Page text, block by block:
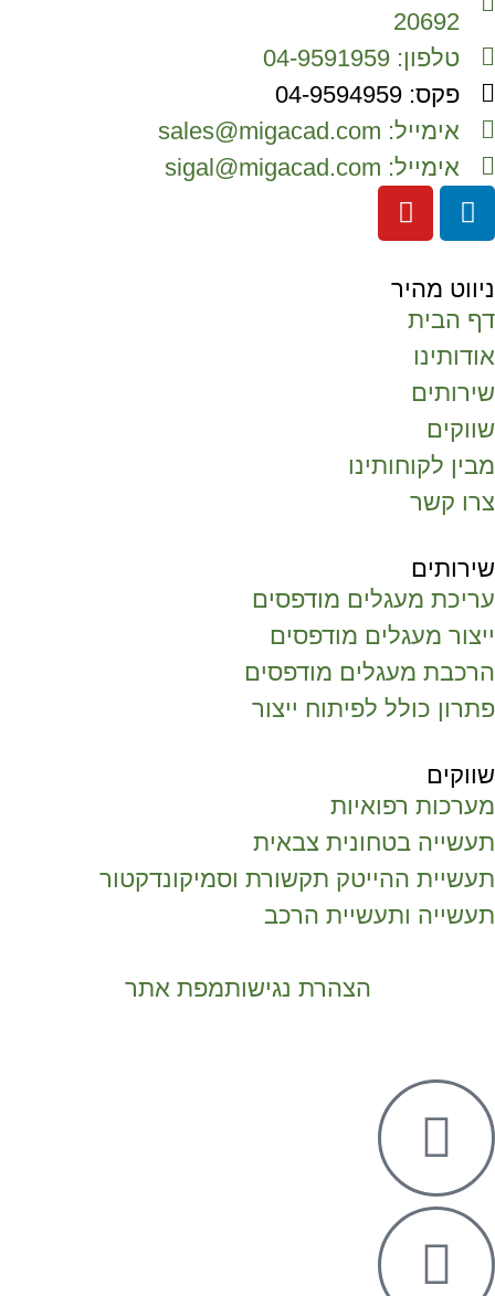
20692
טלפון: 04-9591959
פקס: 04-9594959
אימייל: sales@migacad.com
אימייל: sigal@migacad.com
ניווט מהיר
דף הבית
אודותינו
שירותים
שווקים
מבין לקוחותינו
צרו קשר
שירותים
עריכת מעגלים מודפסים
ייצור מעגלים מודפסים
הרכבת מעגלים מודפסים
פתרון כולל לפיתוח ייצור
שווקים
מערכות רפואיות
תעשייה בטחונית צבאית
תעשיית ההייטק תקשורת וסמיקונדקטור
תעשייה ותעשיית הרכב
הצהרת נגישותמפת אתר